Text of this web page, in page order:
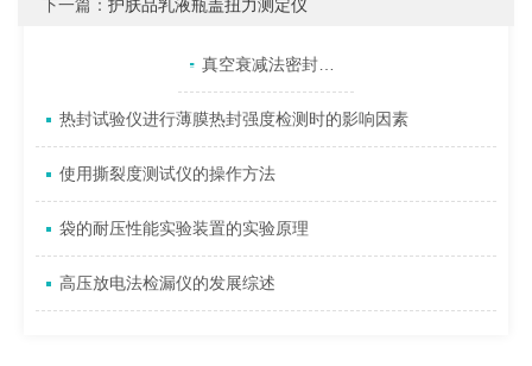
下一篇：护肤品乳液瓶盖扭力测定仪
相关文章 真空衰减法密封仪如何实现包装泄漏检测？
热封试验仪进行薄膜热封强度检测时的影响因素
使用撕裂度测试仪的操作方法
袋的耐压性能实验装置的实验原理
高压放电法检漏仪的发展综述